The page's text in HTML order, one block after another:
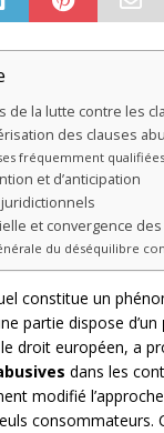
de la lutte contre les
des clauses
fréquemment qualifiées
et d’anticipation
et convergence
du déséquilibre
constitue un
partie dispose d’un
droit européen, a
dans les
modifié